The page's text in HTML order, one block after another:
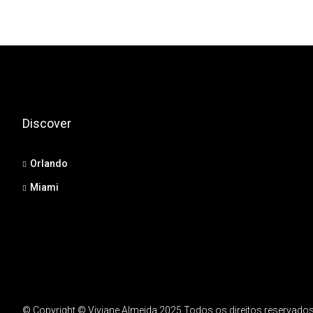
Discover
Orlando
Miami
© Copyright © Viviane Almeida 2025 Todos os direitos